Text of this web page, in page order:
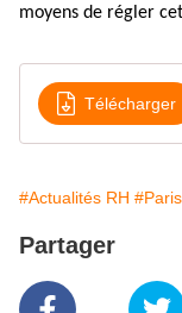
moyens de régler
Télécharger
#Actualités RH
Partager